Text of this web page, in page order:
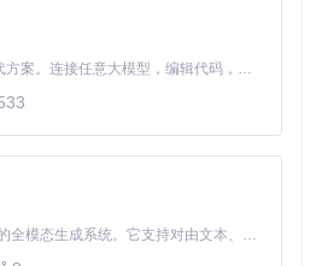
、展示地图，满足位置相关的各种需
广泛的应用交互需求，减少开发者自
Claude Code 的开源替代方案。连接任意大模型，编辑代码，运行命令，自动验证 — 全自动执行。用 Rust 构建，极致性能。 ｜ An open-source alternative to Claude Code. Connect any LLM, edit code, run commands, and verify changes — autonomously. Built in Rust for speed. Get Started
MiniMax H3 是一个通用的全模态生成系统。它支持对由文本、图像、视频和音频组成的多模态上下文进行统一理解，并能生成分辨率高达 2K、时长可达 15 秒的带原生立体声音频的视频。得益于面向任务泛化的系统设计，H3 在预训练阶段就已具备广泛的多模态上下文理解与生成能力，能够出色地执行复杂的多模态指令。